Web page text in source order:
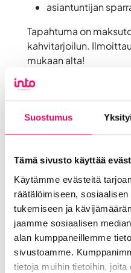
Suostumus
Tämä sivusto käyttää
Käytämme evästeitä
räätälöimiseen,
tukemiseen ja
jaamme sosiaalisen
alan kumppaneillemme
sivustoamme.
tietoja muihin tietoihin,
asiantuntijan
Tapahtuma on
kahvitarjoilun.
mukaan alta!
Jaa artikkeli
somessa
Siirry Uutiset-sivulle
Blogi Digitalisaatio
Into työpaikkana
Liikeidea ja yrityksen
Liiketoiminnan
Sijoittuminen Seinäjoelle
Tapahtumat
Toimitilat ja tontit